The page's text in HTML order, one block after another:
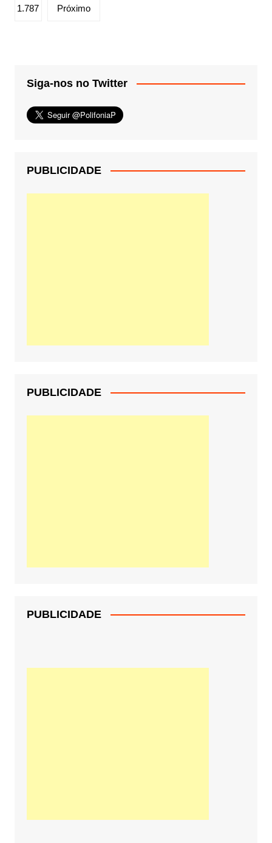
posts
1.787 Próximo
Siga-nos no Twitter
PUBLICIDADE
PUBLICIDADE
PUBLICIDADE